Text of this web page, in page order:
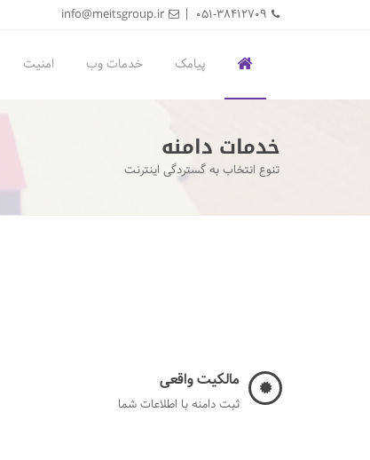
051-38412709
info@meitsgroup.ir
پیامک خدمات وب امنیت
خدمات دامنه
تنوع انتخاب به گستردگی اینترنت
مالکیت واقعی
ثبت دامنه با اطلاعات شما